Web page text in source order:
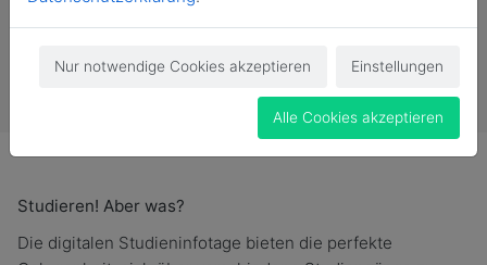
Vergangene Veranstaltung
Studieren! Aber was?
Die digitalen Studieninfotage bieten die perfekte
Nur notwendige Cookies akzeptieren Einstellungen
Alle Cookies akzeptieren